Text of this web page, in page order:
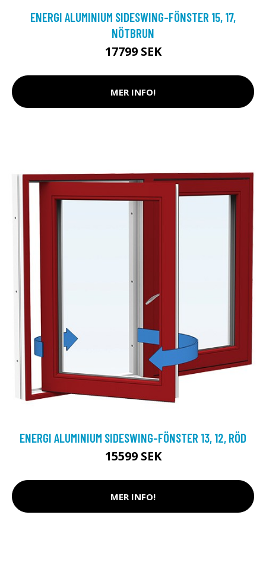
ENERGI ALUMINIUM SIDESWING-FÖNSTER 15, 17,
NÖTBRUN
17799 SEK
MER INFO!
ENERGI ALUMINIUM SIDESWING-FÖNSTER 13, 12, RÖD
15599 SEK
MER INFO!